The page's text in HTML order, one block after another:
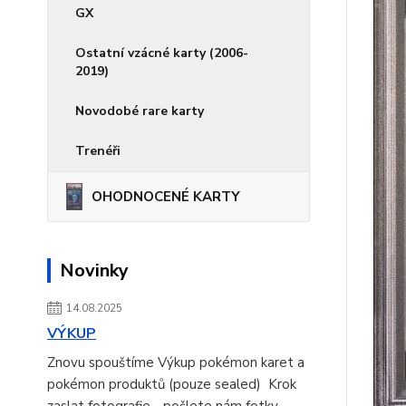
GX
Ostatní vzácné karty (2006-
2019)
Novodobé rare karty
Trenéři
OHODNOCENÉ KARTY
Novinky
14.08.2025
VÝKUP
Znovu spouštíme Výkup pokémon karet a
pokémon produktů (pouze sealed) Krok